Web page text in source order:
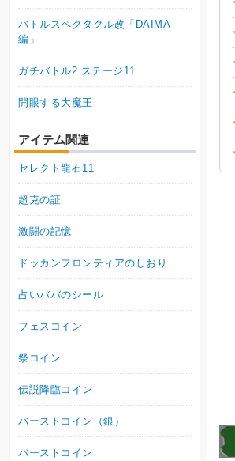
バトルスペクタクル改「DAIMA
編」
ガチバトル2 ステージ11
開眼する大魔王
アイテム関連
セレクト龍石11
超克の証
激闘の記憶
ドッカンフロンティアのしおり
占いババのシール
フェスコイン
祭コイン
伝説降臨コイン
バーストコイン（銀）
バーストコイン